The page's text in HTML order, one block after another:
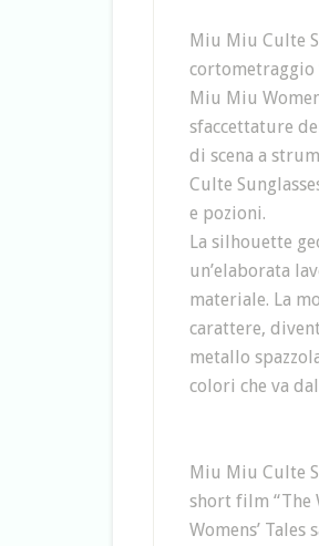
Miu Miu Culte
cortometraggio
Miu Miu
sfaccettature
di scena a
Culte
e pozioni.
La silhouette
un’elaborata
materiale. La
carattere,
metallo
colori che va
Miu Miu Culte
short film “The
Womens’